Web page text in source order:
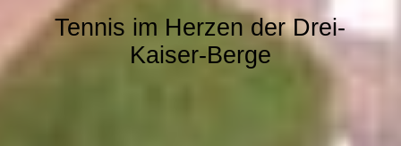
Tennis im Herzen der Drei-
Kaiser-Berge